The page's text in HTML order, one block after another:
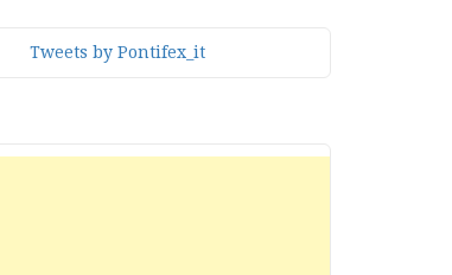
Tweets by Pontifex_it